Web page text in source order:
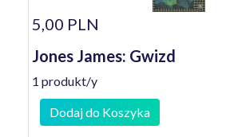
5,00 PLN
Jones James: Gwizd
1 produkt/y
Dodaj do Koszyka